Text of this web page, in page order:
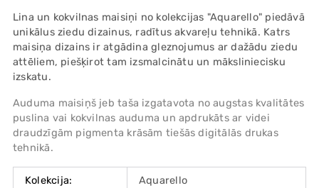
your
cart
Lina un kokvilnas maisiņi no kolekcijas "Aquarello" piedāvā
unikālus ziedu dizainus, radītus akvareļu tehnikā. Katrs
maisiņa dizains ir atgādina gleznojumus ar dažādu ziedu
attēliem, piešķirot tam izsmalcinātu un māksliniecisku
izskatu.
Auduma maisiņš jeb taša izgatavota no augstas kvalitātes
puslina vai kokvilnas auduma un apdrukāts ar videi
draudzīgām pigmenta krāsām tiešās digitālās drukas
tehnikā.
Kolekcija: Aquarello